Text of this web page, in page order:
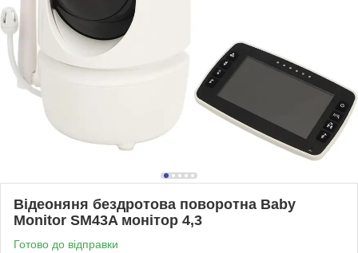
Відеоняня бездротова поворотна Baby
Monitor SM43A монітор 4,3
Готово до відправки